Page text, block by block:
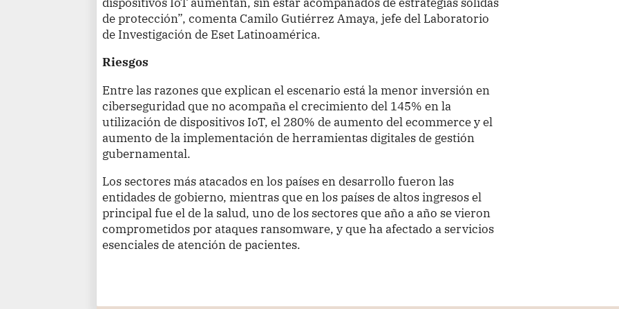
de protección”, comenta Camilo Gutiérrez Amaya, jefe del Laboratorio
de Investigación de Eset Latinoamérica.
Riesgos
Entre las razones que explican el escenario está la menor inversión en
ciberseguridad que no acompaña el crecimiento del 145% en la
utilización de dispositivos IoT, el 280% de aumento del ecommerce y el
aumento de la implementación de herramientas digitales de gestión
gubernamental.
Los sectores más atacados en los países en desarrollo fueron las
entidades de gobierno, mientras que en los países de altos ingresos el
principal fue el de la salud, uno de los sectores que año a año se vieron
comprometidos por ataques ransomware, y que ha afectado a servicios
esenciales de atención de pacientes.